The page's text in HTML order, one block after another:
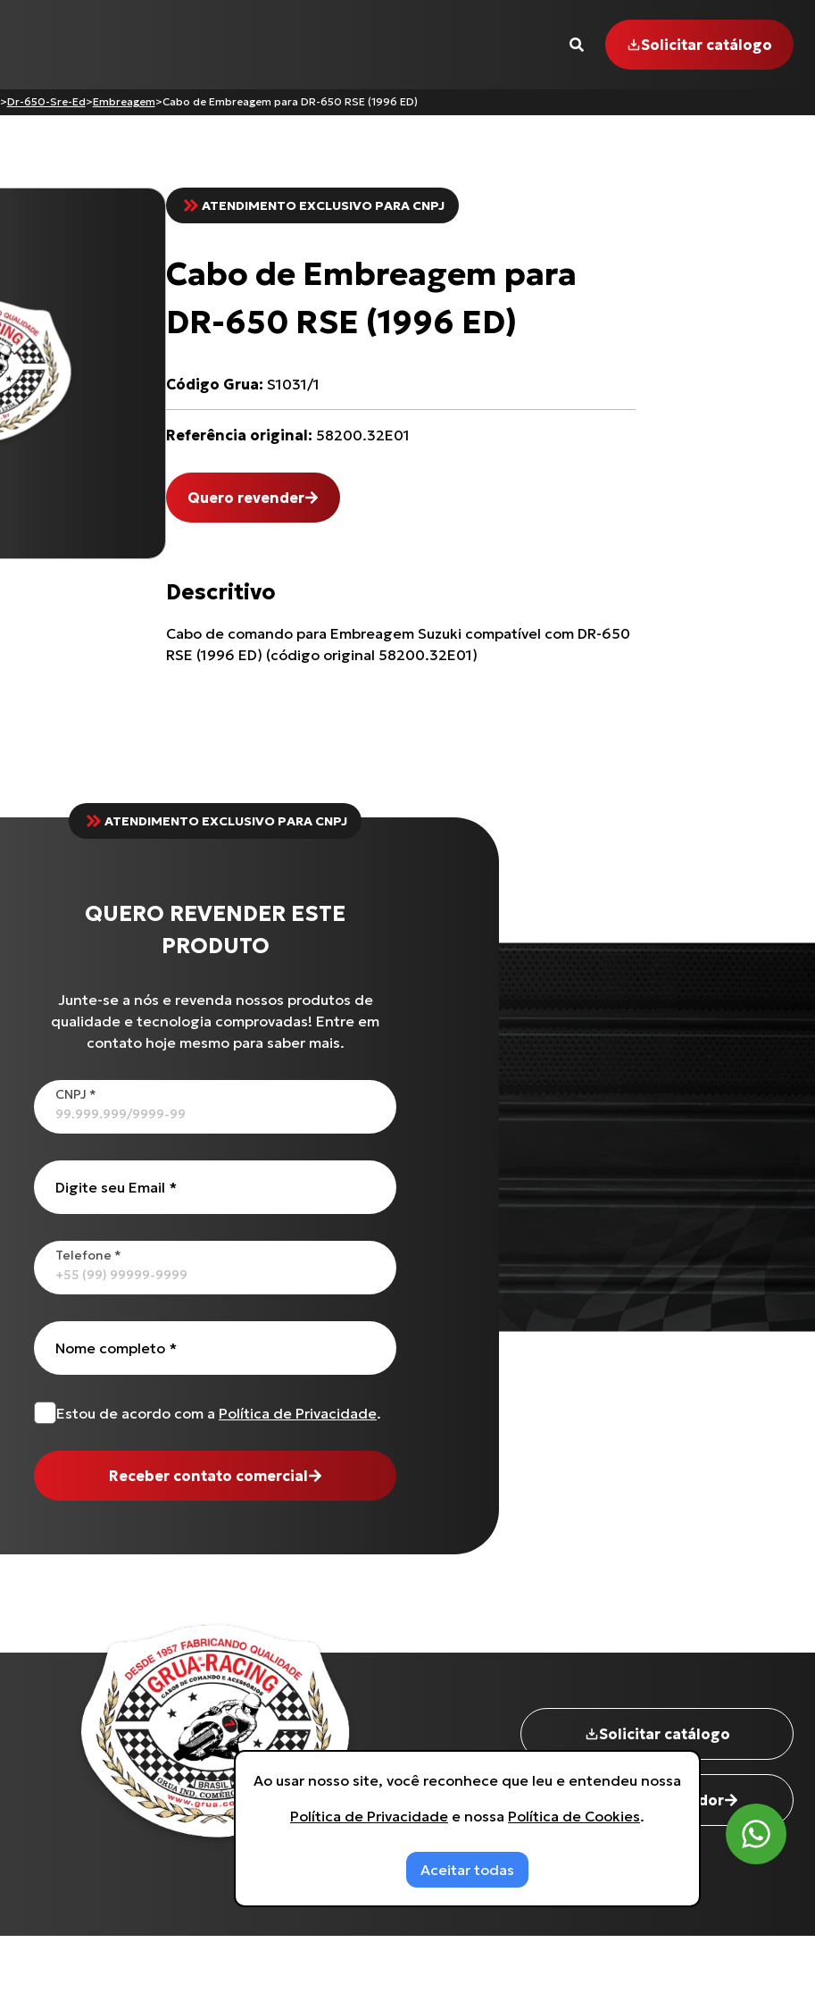
CG-125 CARGO
C-100 BIZ
Cabo de Embreagem para INTERCEPTOR-650
CG-125
Todos os produtos
Solicitar catálogo
>Dr-650-Sre-Ed>Embreagem>Cabo de Embreagem para DR-650 RSE (1996 ED)
ATENDIMENTO EXCLUSIVO PARA CNPJ
Cabo de Embreagem para
DR-650 RSE (1996 ED)
Código Grua: S1031/1
Referência original: 58200.32E01
Quero revender
Descritivo
Cabo de comando para Embreagem Suzuki compatível com DR-650
RSE (1996 ED) (código original 58200.32E01)
ATENDIMENTO EXCLUSIVO PARA CNPJ
QUERO REVENDER ESTE
PRODUTO
Junte-se a nós e revenda nossos produtos de
qualidade e tecnologia comprovadas! Entre em
contato hoje mesmo para saber mais.
CNPJ *
Digite seu Email *
Telefone *
Nome completo *
Estou de acordo com a Política de Privacidade.
Receber contato comercial
Solicitar catálogo
Seja um revendedor
Digite seu Email *
Estou de acordo com aPolítica de Privacidade.
Ao usar nosso site, você reconhece que leu e entendeu nossa
Política de Privacidade e nossa Política de Cookies.
Aceitar todas